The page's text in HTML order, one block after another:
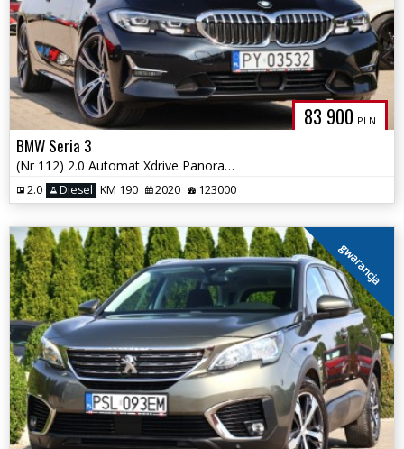
83 900 PLN
BMW Seria 3
(Nr 112) 2.0 Automat Xdrive Panorama Skóry Klima Gwarancja!!!
2.0 Diesel KM 190 2020 123000
gwarancja